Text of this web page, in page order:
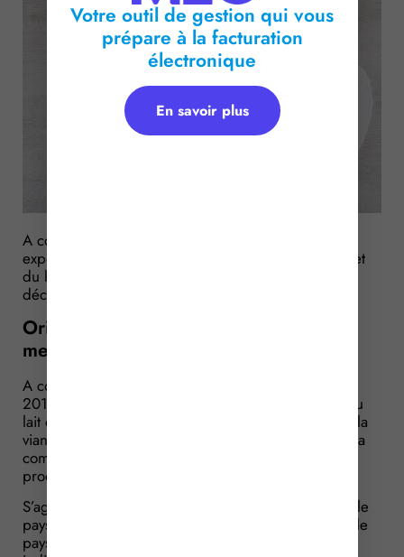
A compter du 1er janvier 2017, la France va
expérimenter l’étiquetage de l’origine des viandes et
du lait. L’expérimentation se déroulera jusqu’au 31
décembre 2018. Comment va-t-elle s’appliquer ?
Origine du lait et de la viande : des
mentions obligatoires !
A compter du 1er janvier 2017 et jusqu’au 31 mars
2018, l’étiquetage des denrées contenant du lait, du
lait en tant qu’ingrédient (à hauteur de 50 %) et de la
viande en tant qu’ingrédient (à hauteur de 8%) devra
comporter une indication quant à l’origine de ces
produits.
S’agissant de la viande, l’étiquetage devra indiquer le
pays de naissance de l’animal, le pays d’élevage et le
pays d’abattage. Pour le lait, l’étiquetage devra
Votre outil de gestion qui vous
prépare à la facturation
électronique
En savoir plus